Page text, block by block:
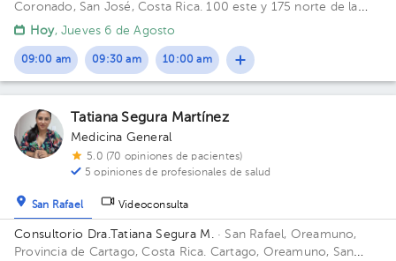
Coronado, San José, Costa Rica.100 este y 175 norte de la
Clínica de Coronado.
Hoy, Jueves 6 de Agosto
09:00 am 09:30 am 10:00 am
Tatiana Segura Martínez
Medicina General
5.0 (70 opiniones de pacientes)
5 opiniones de profesionales de salud
San Rafael Videoconsulta
Consultorio Dra.Tatiana Segura M.· San Rafael, Oreamuno,
Provincia de Cartago, Costa Rica. Cartago, Oreamuno, San